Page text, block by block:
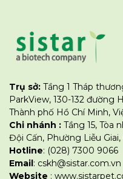
Trụ sở: Tầng 1 Tháp
ParkView, 130-132
Thành phố Hồ Chí Minh,
Chi nhánh : Tầng 15, Tòa
Đội Cấn, Phường Liễu
Hotline: (028) 7300 9066
Email: cskh@sistar.com.vn
Website :